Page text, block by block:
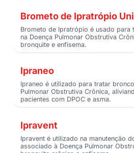
Brometo de Ipratrópio
Brometo de Ipratrópio é usado para
na Doença Pulmonar Obstrutiva
bronquite e enfisema.
Ipraneo
Ipraneo é utilizado para tratar
Pulmonar Obstrutiva Crônica,
pacientes com DPOC e asma.
Ipravent
Ipravent é utilizado na manutenção
associado à Doença Pulmonar